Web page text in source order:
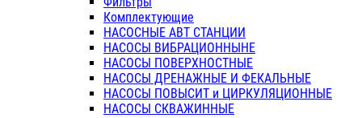
Комплектующие
НАСОСНЫЕ АВТ СТАНЦИИ
НАСОСЫ ВИБРАЦИОННЫНЕ
НАСОСЫ ПОВЕРХНОСТНЫЕ
НАСОСЫ ДРЕНАЖНЫЕ И ФЕКАЛЬНЫЕ
НАСОСЫ ПОВЫСИТ и ЦИРКУЛЯЦИОННЫЕ
НАСОСЫ СКВАЖИННЫЕ